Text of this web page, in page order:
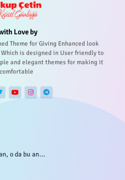
Love by
Theme for Giving Enhanced look
is designed in User friendly to
and elegant themes for making it
o da bu an...